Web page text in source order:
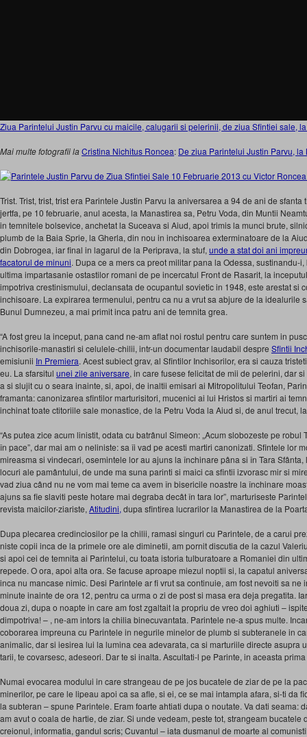
Ziua Parintelui Justin Parvu cu maicile, calugarii si pelerinii, de ziua Sfintiei sale,
Mai multe fotografii laCristina Nichitus Roncea: De ziua Parintelui Justin Parvu,
Trist. Trist, trist, trist era Parintele Justin Parvu la aniversarea a 94 de ani de
jertfa, pe 10 februarie, anul acesta, la Manastirea sa, Petru Voda, din Muntii
in temnitele bolsevice, anchetat la Suceava si Aiud, apoi trimis la munci brute,
plumb de la Baia Sprie, la Gherla, din nou in inchisoarea exterminatoare de la
din Dobrogea, iar final in lagarul de la Periprava, la stuf, unde a stat doi ani
facatorul de minuni. Dupa ce a mers ca preot militar pana la Odessa, sustinandu-
ultima impartasanie ostastilor romani de pe incercatul Front de Rasarit, la
impotriva crestinismului, declansata de ocupantul sovietic in 1948, este arestat si
inchisoare. La expirarea termenului, pentru ca nu a vrut sa abjure de la idealurile
Bunul Dumnezeu, a mai primit inca patru ani de temnita grea.
“A fost greu la inceput, pana cand ne-am aflat noi rostul pentru care suntem in
inchisorile-manastiri si celulele-chilii, intr-un documentar laudabil despre Sfintii
emisiunii In Premiera. Acest subiect grav, al Sfintilor Inchisorilor, era si cauza
eu. La sfarsitul unei zile aniversare, in care fusese felicitat de mii de pelerini, dar
a si slujit cu o seara inainte, si, apoi, de inaltii emisari ai Mitropolitului Teofan,
framanta: canonizarea sfintilor marturisitori, mucenici ai lui Hristos si martiri ai
inchinat toate ctitoriile sale monastice, de la Petru Voda la Aiud si, de anul trecut,
“As putea zice acum linistit, odata cu batrânul Simeon: „Acum slobozeste pe robul
în pace”, dar mai am o neliniste: sa îi vad pe acesti martiri canonizati. Sfintele lor
mireasma si vindecari, osemintele lor au ajuns la închinare pâna si în Tara
locuri ale pamântului, de unde ma suna parinti si maici ca sfintii izvorasc mir si
vad ziua când nu ne vom mai teme ca avem în bisericile noastre la închinare
ajuns sa fie slaviti peste hotare mai degraba decât în tara lor”, marturiseste
revista maicilor-ziariste, Atitudini, dupa sfintirea lucrarilor la Manastirea de la
Dupa plecarea credinciosilor pe la chilii, ramasi singuri cu Parintele, de a carui
niste copii inca de la primele ore ale diminetii, am pornit discutia de la cazul
si apoi cei de temnita ai Parintelui, cu toata istoria tulburatoare a Romaniei din
repede. O ora, apoi alta ora. Se facuse aproape miezul noptii si, la capatul
inca nu mancase nimic. Desi Parintele ar fi vrut sa continuie, am fost nevoiti sa ne
minute inainte de ora 12, pentru ca urma o zi de post si masa era deja pregatita.
doua zi, dupa o noapte in care am fost zgaltait la propriu de vreo doi aghiuti –
dimpotriva! – , ne-am intors la chilia binecuvantata. Parintele ne-a spus multe.
coborarea impreuna cu Parintele in negurile minelor de plumb si subteranele in
animalic, dar si iesirea lui la lumina cea adevarata, ca si marturiile directe asupra
tarii, te covarsesc, adeseori. Dar te si inalta. Ascultati-l pe Parinte, in aceasta
Numai evocarea modului in care strangeau de pe jos bucatele de ziar de pe la
minerilor, pe care le lipeau apoi ca sa afle, si ei, ce se mai intampla afara, si-ti da
la subteran – spune Parintele. Eram foarte ahtiati dupa o noutate. Va dati seama:
am avut o coala de hartie, de ziar. Si unde vedeam, peste tot, strangeam bucatele
creionul, informatia, gandul scris; Cuvantul – iata dusmanul de moarte al